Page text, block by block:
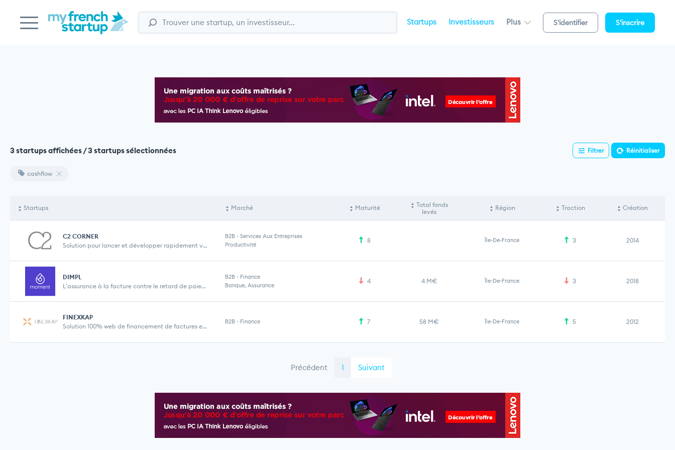
Startups Investisseurs Plus S'identifier S'inscrire
3 startups affichées / 3 startups sélectionnées Filtrer Réinitialiser
cashflow
Startups Marché Maturité
Total fonds
levés
Région Traction Création
C2 CORNER
Solution pour lancer et développer rapidement vot...
B2B - Services Aux Entreprises
Productivité
8 Île-De-France 3 2014
DIMPL
L'assurance à la facture contre le retard de paie...
B2B - Finance
Banque, Assurance
4 4 M€ Île-De-France 3 2018
FINEXKAP
Solution 100% web de financement de factures en at...
B2B - Finance 7 58 M€ Île-De-France 5 2012
Précédent 1 Suivant